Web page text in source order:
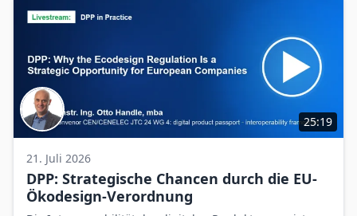
25:19
21. Juli 2026
DPP: Strategische Chancen durch die EU-
Ökodesign-Verordnung